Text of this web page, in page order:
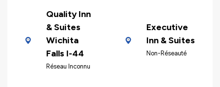
Quality Inn
& Suites
Wichita
Falls I-44
Réseau Inconnu
Executive
Inn & Suites
Non-Réseauté